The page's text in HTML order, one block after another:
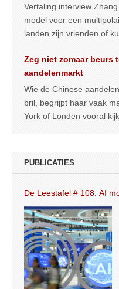
Vertaling interview
model voor een
landen zijn vrienden of
Zeg niet zomaar beurs
aandelenmarkt
Wie de Chinese
bril, begrijpt haar vaak
York of Londen vooral
PUBLICATIES
De